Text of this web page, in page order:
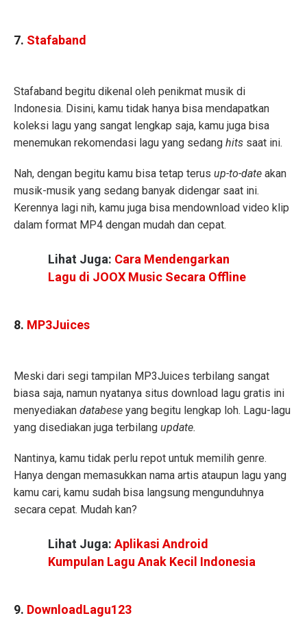
7. Stafaband
Stafaband begitu dikenal oleh penikmat musik di
Indonesia. Disini, kamu tidak hanya bisa mendapatkan
koleksi lagu yang sangat lengkap saja, kamu juga bisa
menemukan rekomendasi lagu yang sedang hits saat ini.
Nah, dengan begitu kamu bisa tetap terus up-to-date akan
musik-musik yang sedang banyak didengar saat ini.
Kerennya lagi nih, kamu juga bisa mendownload video klip
dalam format MP4 dengan mudah dan cepat.
Lihat Juga: Cara Mendengarkan
Lagu di JOOX Music Secara Offline
8. MP3Juices
Meski dari segi tampilan MP3Juices terbilang sangat
biasa saja, namun nyatanya situs download lagu gratis ini
menyediakan databese yang begitu lengkap loh. Lagu-lagu
yang disediakan juga terbilang update.
Nantinya, kamu tidak perlu repot untuk memilih genre.
Hanya dengan memasukkan nama artis ataupun lagu yang
kamu cari, kamu sudah bisa langsung mengunduhnya
secara cepat. Mudah kan?
Lihat Juga: Aplikasi Android
Kumpulan Lagu Anak Kecil Indonesia
9. DownloadLagu123